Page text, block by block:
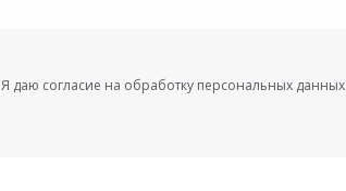
Я даю согласие на обработку персональных данных